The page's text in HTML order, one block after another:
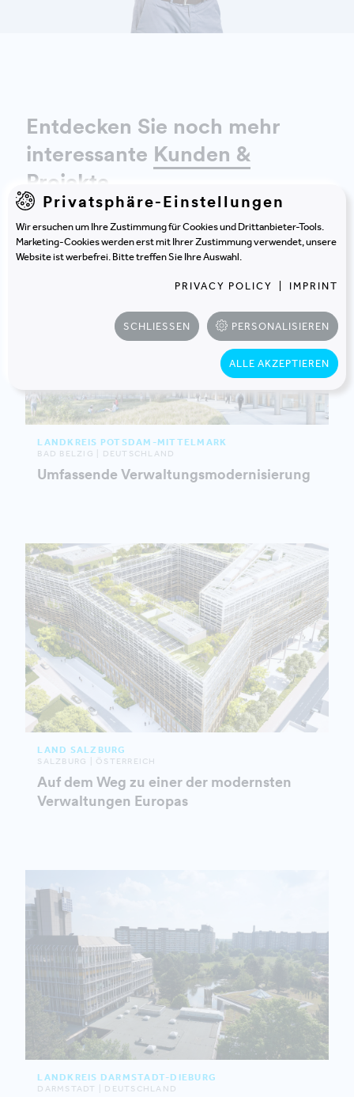
DETAILS ANZEIGEN
Entdecken Sie noch mehr
interessante Kunden &
Projekte
LANDKREIS POTSDAM-MITTELMARK
BAD BELZIG | DEUTSCHLAND
Umfassende Verwaltungsmodernisierung
LAND SALZBURG
SALZBURG | ÖSTERREICH
Auf dem Weg zu einer der modernsten
Verwaltungen Europas
LANDKREIS DARMSTADT-DIEBURG
DARMSTADT | DEUTSCHLAND
Privatsphäre-Einstellungen
Wir ersuchen um Ihre Zustimmung für Cookies und Drittanbieter-Tools.
Marketing-Cookies werden erst mit Ihrer Zustimmung verwendet, unsere
Website ist werbefrei. Bitte treffen Sie Ihre Auswahl.
PRIVACY POLICY IMPRINT
SCHLIESSEN PERSONALISIEREN
ALLE AKZEPTIEREN